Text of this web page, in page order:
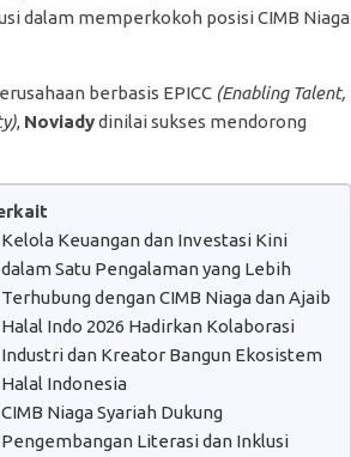
dalam memperkokoh posisi CIMB Niaga
berbasis EPICC (Enabling Talent,
, Noviadydinilai sukses mendorong
Kelola Keuangan dan Investasi Kini
dalam Satu Pengalaman yang Lebih
Terhubung dengan CIMB Niaga dan Ajaib
Halal Indo 2026 Hadirkan Kolaborasi
Industri dan Kreator Bangun Ekosistem
Halal Indonesia
CIMB Niaga Syariah Dukung
Pengembangan Literasi dan Inklusi